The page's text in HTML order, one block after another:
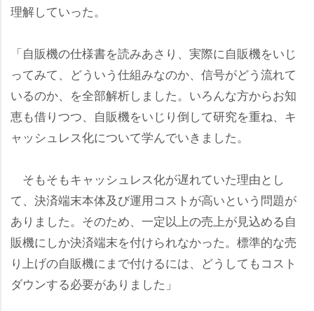
理解していった。
「自販機の仕様書を読みあさり、実際に自販機をいじ
ってみて、どういう仕組みなのか、信号がどう流れて
いるのか、を全部解析しました。いろんな方からお知
恵も借りつつ、自販機をいじり倒して研究を重ね、キ
ャッシュレス化について学んでいきました。
そもそもキャッシュレス化が遅れていた理由とし
て、決済端末本体及び運用コストが高いという問題が
ありました。そのため、一定以上の売上が見込める自
販機にしか決済端末を付けられなかった。標準的な売
り上げの自販機にまで付けるには、どうしてもコスト
ダウンする必要がありました」